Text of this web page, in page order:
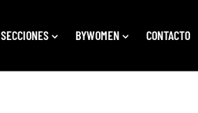
SECCIONES BYWOMEN CONTACTO